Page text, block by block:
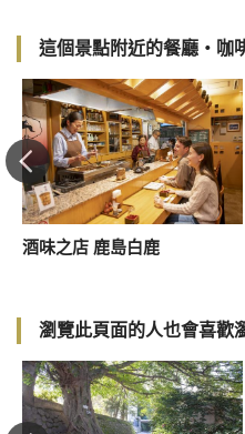
這個景點附近的餐廳・咖
酒味之店 鹿島白鹿
瀏覽此頁面的人也會喜歡